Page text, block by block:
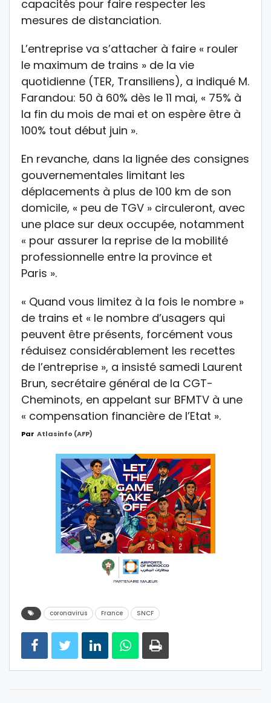
capacités pour faire respecter les
mesures de distanciation.
L’entreprise va s’attacher à faire « rouler
le maximum de trains » de la vie
quotidienne (TER, Transiliens), a indiqué M.
Farandou: 50 à 60% dès le 11 mai, « 75% à
la fin du mois de mai et on espère être à
100% tout début juin ».
En revanche, dans la lignée des consignes
gouvernementales limitant les
déplacements à plus de 100 km de son
domicile, « peu de TGV » circuleront, avec
une place sur deux occupée, notamment
« pour assurer la reprise de la mobilité
professionnelle entre la province et
Paris ».
« Quand vous limitez à la fois le nombre »
de trains et « le nombre d’usagers qui
peuvent être présents, forcément vous
réduisez considérablement les recettes
de l’entreprise », a insisté samedi Laurent
Brun, secrétaire général de la CGT-
Cheminots, en appelant sur BFMTV à une
« compensation financière de l’Etat ».
Par Atlasinfo (AFP)
coronavirus France SNCF